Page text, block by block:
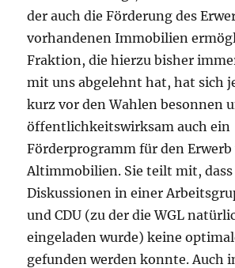
der auch die Förderung des
vorhandenen Immobilien
Fraktion, die hierzu bisher
mit uns abgelehnt hat, hat sich
kurz vor den Wahlen besonnen
öffentlichkeitswirksam auch ein
Förderprogramm für den Erwerb
Altimmobilien. Sie teilt mit, dass
Diskussionen in einer
und CDU (zu der die WGL
eingeladen wurde) keine
gefunden werden konnte. Auch